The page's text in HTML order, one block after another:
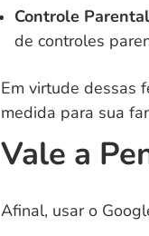
Controle Parental
de controles
Em virtude dessas
medida para sua
Vale a
Afinal, usar o